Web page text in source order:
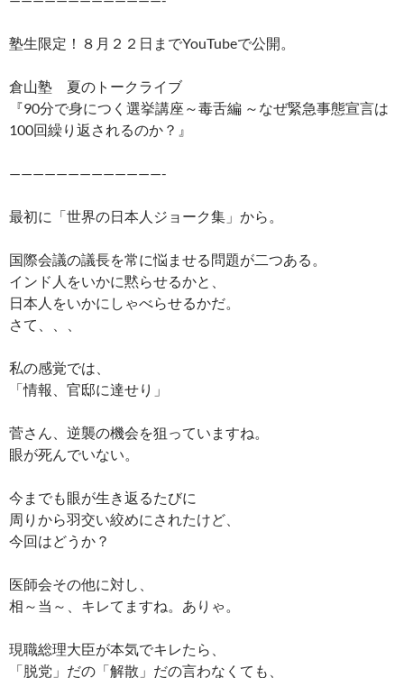
塾生限定！８月２２日までYouTubeで公開。
倉山塾 夏のトークライブ
『90分で身につく選挙講座～毒舌編 ～なぜ緊急事態宣言は
100回繰り返されるのか？』
—————————————-
最初に「世界の日本人ジョーク集」から。
国際会議の議長を常に悩ませる問題が二つある。
インド人をいかに黙らせるかと、
日本人をいかにしゃべらせるかだ。
さて、、、
私の感覚では、
「情報、官邸に達せり」
菅さん、逆襲の機会を狙っていますね。
眼が死んでいない。
今までも眼が生き返るたびに
周りから羽交い絞めにされたけど、
今回はどうか？
医師会その他に対し、
相～当～、キレてますね。ありゃ。
現職総理大臣が本気でキレたら、
「脱党」だの「解散」だの言わなくても、